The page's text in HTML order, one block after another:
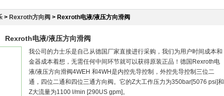
> Rexroth方向阀 > Rexroth电液/液压方向滑阀
Rexroth电液/液压方向滑阀
我公司的力士乐是自己从德国厂家直接进行采购，我们为用户时间成本和
金器成本着想，无需任何中间环节就可以获得原装正品！德国Rexroth电
液/液压方向滑阀4WEH 和4WH是内控先导控制，外控先导控制三位二
通，四位二通和四位三通方向阀。它的Z大工作压力为350bar[5076 psi]和
Z大流量为1100 l/min [290US gpm]。